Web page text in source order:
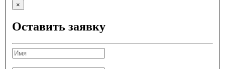
×
Оставить заявку